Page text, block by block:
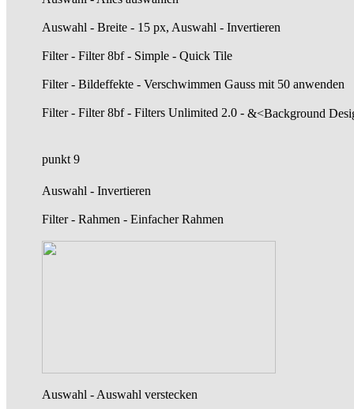
Auswahl - Breite - 15 px, Auswahl - Invertieren
Filter - Filter 8bf - Simple - Quick Tile
Filter - Bildeffekte - Verschwimmen Gauss mit 50 anwenden
Filter - Filter 8bf - Filters Unlimited 2.0 - &<Background
punkt 9
Auswahl - Invertieren
Filter - Rahmen - Einfacher Rahmen
Auswahl - Auswahl verstecken